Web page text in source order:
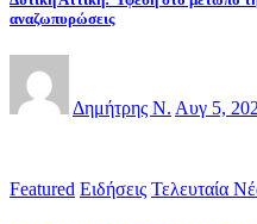
αναζωπυρώσεις
Δημήτρης Ν. Αυγ 5,
Featured Ειδήσεις Τελευταία